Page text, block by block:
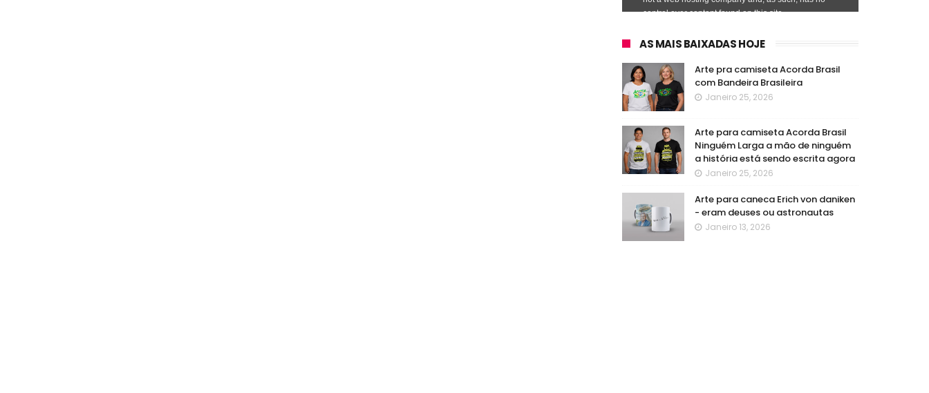
AS MAIS BAIXADAS HOJE
Arte pra camiseta Acorda Brasil
com Bandeira Brasileira
Janeiro 25, 2026
Arte para camiseta Acorda Brasil
Ninguém Larga a mão de ninguém
a história está sendo escrita agora
Janeiro 25, 2026
Arte para caneca Erich von daniken
- eram deuses ou astronautas
Janeiro 13, 2026